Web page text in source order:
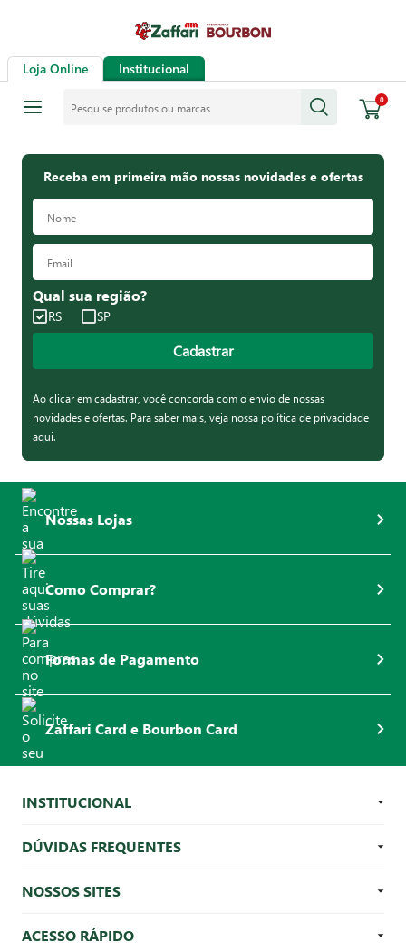
Loja Online Institucional
0
Receba em primeira mão nossas novidades e ofertas
Qual sua região?
RS SP
Cadastrar
Ao clicar em cadastrar, você concorda com o envio de nossas
novidades e ofertas. Para saber mais, veja nossa política de privacidade
aqui.
Nossas Lojas
Como Comprar?
Formas de Pagamento
Zaffari Card e Bourbon Card
INSTITUCIONAL
DÚVIDAS FREQUENTES
NOSSOS SITES
ACESSO RÁPIDO